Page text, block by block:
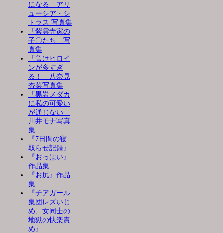
になる」アリ
ューシア・シ
トラス 写真集
「紫雲寺家の
子〇たち」写
真集
「負けヒロイ
ンが多すぎ
る！」八奈見
杏菜写真集
「黒岩メダカ
に私の可愛い
が通じない」
川井モナ写真
集
『7日間の寝
取らせ記録』
『おっぱい』
作品集
『お尻』作品
集
『チアガール
集団レズいじ
め、女同士の
地獄の快楽責
め』